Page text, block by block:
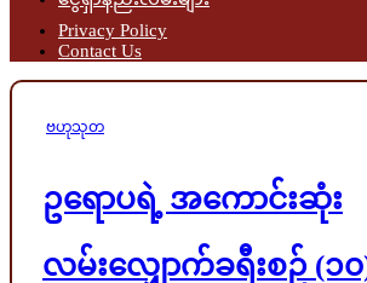
Privacy Policy
Contact Us
Posted
in
ဗဟုသုတ
ဥရောပရဲ့ အကောင်းဆုံး
လမ်းလျှောက်ခရီးစဉ် (၁၀